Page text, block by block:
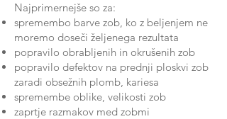
Najprimernejše so za:
spremembo barve zob, ko z beljenjem ne
moremo doseči željenega rezultata
popravilo obrabljenih in okrušenih zob
popravilo defektov na prednji ploskvi zob
zaradi obsežnih plomb, kariesa
spremembe oblike, velikosti zob
zaprtje razmakov med zobmi